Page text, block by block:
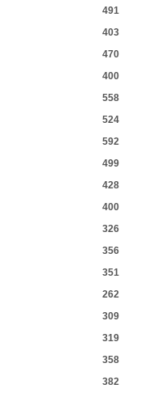
491
403
470
400
558
524
592
499
428
400
326
356
351
262
309
319
358
382